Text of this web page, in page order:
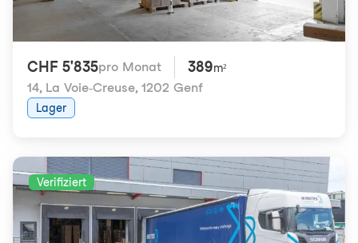
CHF 5'835pro Monat 389m²
14, La Voie-Creuse, 1202 Genf
Lager
Verifiziert